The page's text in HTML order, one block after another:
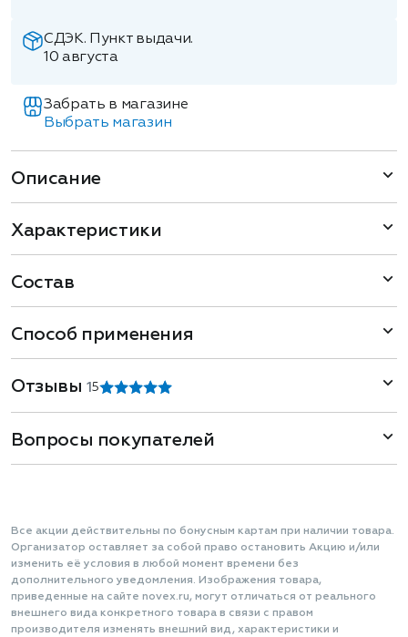
СДЭК. Пункт выдачи.
10 августа
Забрать в магазине
Выбрать магазин
Описание
Характеристики
Состав
Способ применения
Отзывы1 5
Вопросы покупателей
Все акции действительны по бонусным картам при наличии товара.
Организатор оставляет за собой право остановить Акцию и/или
изменить её условия в любой момент времени без
дополнительного уведомления. Изображения товара,
приведенные на сайте novex.ru, могут отличаться от реального
внешнего вида конкретного товара в связи с правом
производителя изменять внешний вид, характеристики и